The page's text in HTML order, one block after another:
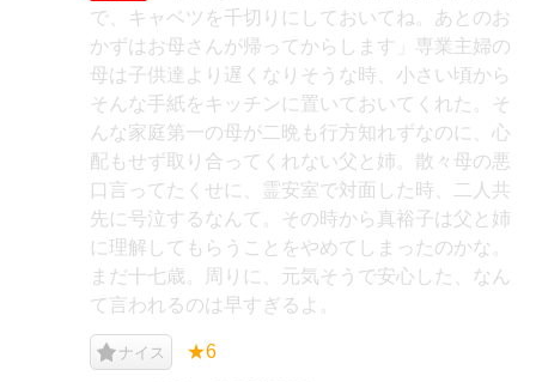
で、キャベツを千切りにしておいてね。あとのお
かずはお母さんが帰ってからします」専業主婦の
母は子供達より遅くなりそうな時、小さい頃から
そんな手紙をキッチンに置いておいてくれた。そ
んな家庭第一の母が二晩も行方知れずなのに、心
配もせず取り合ってくれない父と姉。散々母の悪
口言ってたくせに、霊安室で対面した時、二人共
先に号泣するなんて。その時から真裕子は父と姉
に理解してもらうことをやめてしまったのかな。
まだ十七歳。周りに、元気そうで安心した、なん
て言われるのは早すぎるよ。
ナイス ★6